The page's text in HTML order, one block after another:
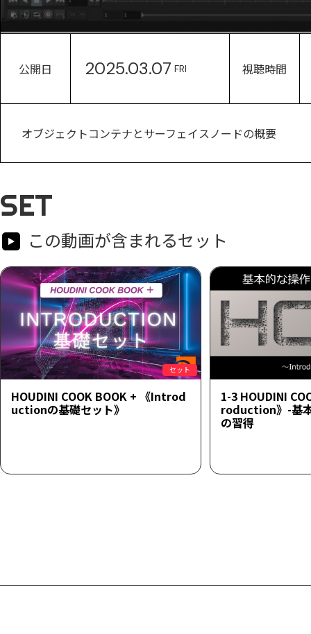
公開日 2025.03.07 FRI 視聴時間
オブジェクトコンテナとサーフェイスノードの概要
SET
この動画が含まれるセット
セット
HOUDINI COOK BOOK + 《Introd
uctionの基礎セット》
1-3 HOUDINI
roduction》-基
の習得